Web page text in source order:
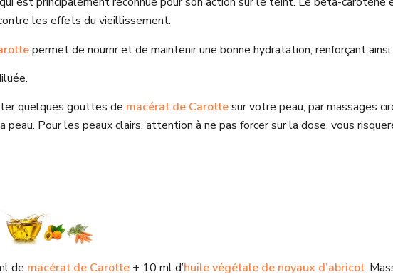
les effets du vieillissement.
permet de nourrir et de maintenir une bonne hydratation, renforçant
quelques gouttes de macérat de Carottesur votre peau, par massages
Pour les peaux clairs, attention à ne pas forcer sur la dose, vous
de macérat de Carotte + 10 ml d’huile végétale de noyaux d’abricot.